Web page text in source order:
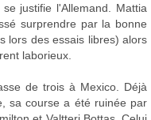
justifie l'Allemand. Mattia
surprendre par la bonne
lors des essais libres) alors
laborieux.
de trois à Mexico. Déjà
sa course a été ruinée par